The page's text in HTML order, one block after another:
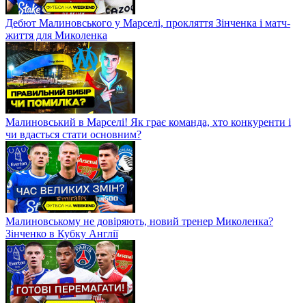
Дебют Малиновського у Марселі, прокляття Зінченка і матч-
життя для Миколенка
Малиновський в Марселі! Як грає команда, хто конкуренти і
чи вдасться стати основним?
Малиновському не довіряють, новий тренер Миколенка?
Зінченко в Кубку Англії